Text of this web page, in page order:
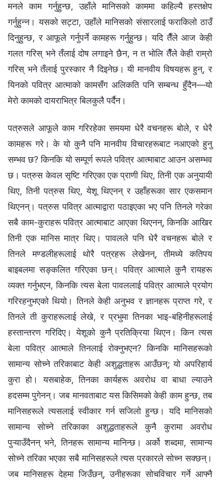
मनले काम गर्नुहुन्छ, उहाँले मानिसको काममा कहिल्यै हस्तक्षेप
गर्नुहुन्न। यसको सट्टा, उहाँले मानिसको संसारलाई फराकिलो ठाउँ
दिनुहुन्छ, र आफूले गर्नुपर्ने कामहरू गर्नुहुन्छ। यदि तैँले आज केही
गलत गरिस् भने तँलाई दोष लगाइने छैन, न त भोलि तैँले केही राम्रो
गरिस् भने तँलाई पुरस्कार नै दिइनेछ। यी मानवीय विषयहरू हुन्, र
यिनको पवित्र आत्माको कामसँग अलिकति पनि सम्बन्ध हुँदैन—यो
मेरो कामको दायराभित्र बिलकुलै पर्दैन।
पत्रुसले आफूले काम गरिरहेका समयमा धेरै वचनहरू बोले, र धेरै
कामहरू गरे। के यो कुनै पनि मानवीय विचारहरूबाट नआएको हुनु
सम्भव छ? किनकि यो सम्पूर्ण रूपले पवित्र आत्माबाट आउन असम्भव
छ। पत्रुस केवल सृष्टि गरिएका एक प्राणी थिए, तिनी एक अनुयायी
थिए, तिनी पत्रुस थिए, येशू थिएनन् र उहाँहरूका सार एकसमान
थिएनन्। पत्रुस पवित्र आत्माद्वारा पठाइएका भए पनि तिनले गरेका
सबै काम-कुराहरू पवित्र आत्माबाट आएका थिएनन्, किनकि आखिर
तिनी एक मानिस मात्र थिए। पावलले पनि धेरै वचनहरू बोले र
तिनले मण्डलीहरूलाई थोरै पत्रहरू लेखेनन्, तीमध्ये कतिपय
बाइबलमा सङ्कलित गरिएका छन्। पवित्र आत्माले कुनै रायहरू
व्यक्त गर्नुभएन, किनकि त्यस बेला पावललाई पवित्र आत्माले प्रयोग
गरिरहनुभएको थियो। तिनले केही अनुभव र ज्ञानहरू प्राप्त गरे, र
तिनले ती कुराहरूलाई लेखे, र प्रभुमा तिनका भाइ-बहिनीहरूलाई
हस्तान्तरण गरिदिए। येशूको कुनै प्रतिक्रिया थिएन। किन त्यस
बेला पवित्र आत्माले तिनलाई रोक्नुभएन? किनकि मानिसहरूको
सामान्य सोच्ने तरिकाबाट केही अशुद्धताहरू आउँछन्; यो अपरिहार्य
कुरा हो। यसबाहेक, तिनका कार्यहरू अवरोध वा बाधा ल्याउने
हदसम्म पुगेनन्। जब मानवताबाट यस किसिमको केही काम हुन्छ, तब
मानिसहरूले त्यसलाई स्वीकार गर्न सजिलो हुन्छ। यदि मानिसको
सामान्य सोच्ने तरिकाका अशुद्धताहरूले कुनै कुरामा अवरोध
पुऱ्याउँदैनन् भने, तिनहरू सामान्य मानिन्छ। अर्को शब्दमा, सामान्य
सोच्ने तरिका भएका सबै मानिसहरूले त्यस प्रकारले सोच्न सक्छन्।
जब मानिसहरू देहमा जिउँछन्, उनीहरूका सोचविचार गर्ने आफ्नै